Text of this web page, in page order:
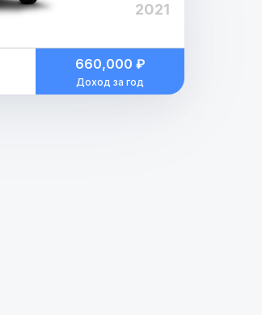
2021
660,000 ₽
Доход за год